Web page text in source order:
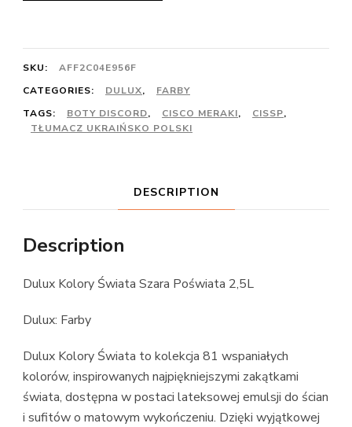
SKU:
AFF2C04E956F
CATEGORIES:
DULUX,
FARBY
TAGS:
BOTY DISCORD, CISCO MERAKI, CISSP,
TŁUMACZ UKRAIŃSKO POLSKI
DESCRIPTION
Description
Dulux Kolory Świata Szara Poświata 2,5L
Dulux: Farby
Dulux Kolory Świata to kolekcja 81 wspaniałych
kolorów, inspirowanych najpiękniejszymi zakątkami
świata, dostępna w postaci lateksowej emulsji do ścian
i sufitów o matowym wykończeniu. Dzięki wyjątkowej